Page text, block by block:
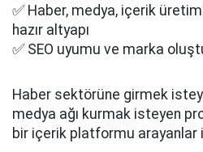
✅ Haber, medya, içerik üretimi
hazır altyapı
✅ SEO uyumu ve marka
Haber sektörüne girmek
medya ağı kurmak isteyen
bir içerik platformu arayanlar